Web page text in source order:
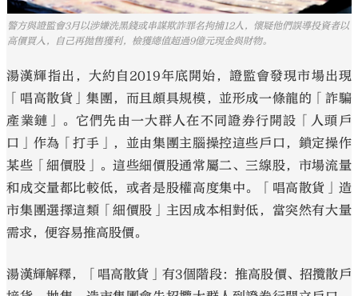
警方與證監會3月以涉嫌洗黑錢或串謀欺詐罪名拘捕12人，懷疑他們誤導投資者以
高價買入，自己再拋售獲利，檢獲總值超過9億元現金與財物。
湯漢輝指出，大約自2019年底開始，證監會發現市場出現
「唱高散貨」集團，而且頗具規模，並形成一條龍的「詐騙
產業鏈」。它們先由一大群人在不同證券行開設「人頭戶
口」作為「打手」，並由集團主腦操控這些戶口，鎖定操作
某些「細價股」。這些細價股通常屬二、三線股，市場流量
和成交量都比較低，或者是股權高度集中。「唱高散貨」造
市集團選擇這類「細價股」主因成本相對低，當突然有大量
需求，便容易推高股價。
湯漢輝解釋，「唱高散貨」有3個階段：推高股價、招攬散戶